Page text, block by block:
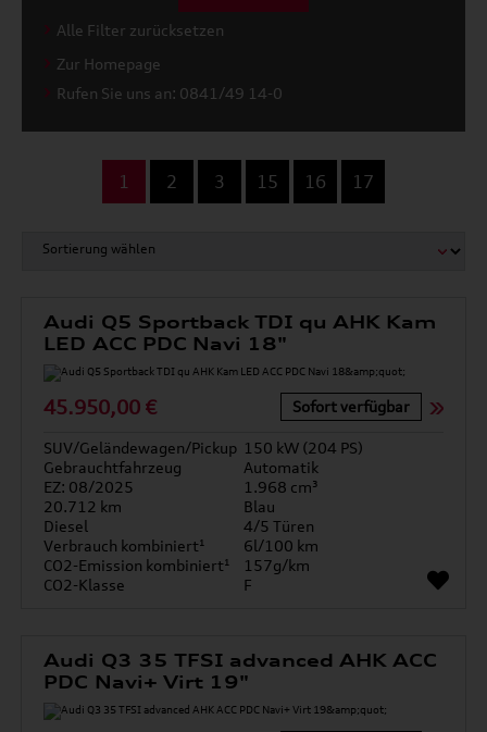
Alle Filter zurücksetzen
Zur Homepage
Rufen Sie uns an: 0841/49 14-0
1 2 3 15 16 17
Audi Q5 Sportback TDI qu AHK Kam
LED ACC PDC Navi 18"
45.950,00 € Sofort verfügbar
SUV/Geländewagen/Pickup 150 kW (204 PS)
Gebrauchtfahrzeug
Automatik
EZ: 08/2025
1.968 cm³
20.712 km
Blau
Diesel
4/5 Türen
Verbrauch kombiniert¹
6l/100 km
CO2-Emission kombiniert¹
157g/km
CO2-Klasse
F
Audi Q3 35 TFSI advanced AHK ACC
PDC Navi+ Virt 19"